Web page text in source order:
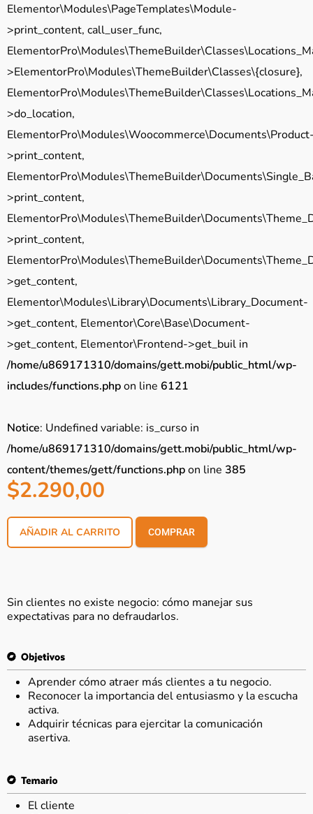
Elementor\Modules\PageTemplates\Module-
>print_content, call_user_func,
>ElementorPro\Modules\ThemeBuilder\Classes\{closure},
>do_location,
>print_content,
>print_content,
>print_content,
>get_content,
Elementor\Modules\Library\Documents\Library_Document-
>get_content, Elementor\Core\Base\Document-
>get_content, Elementor\Frontend->get_buil in
/home/u869171310/domains/gett.mobi/public_html/wp-
includes/functions.phpon line 6121
Notice: Undefined variable: is_curso in
/home/u869171310/domains/gett.mobi/public_html/wp-
content/themes/gett/functions.phpon line 385
$2.290,00
AÑADIR AL CARRITO COMPRAR
Sin clientes no existe negocio: cómo manejar sus
expectativas para no defraudarlos.
Aprender cómo atraer más clientes a tu negocio.
Reconocer la importancia del entusiasmo y la escucha
activa.
Adquirir técnicas para ejercitar la comunicación
asertiva.
El cliente